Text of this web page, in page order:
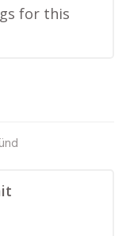
for this